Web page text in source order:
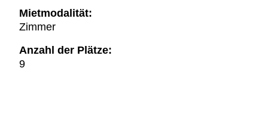
Mietmodalität:
Zimmer
Anzahl der Plätze:
9